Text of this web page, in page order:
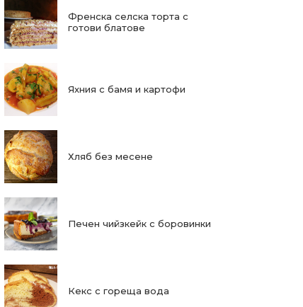
Френска селска торта с
готови блатове
Яхния с бамя и картофи
Хляб без месене
Печен чийзкейк с боровинки
Кекс с гореща вода